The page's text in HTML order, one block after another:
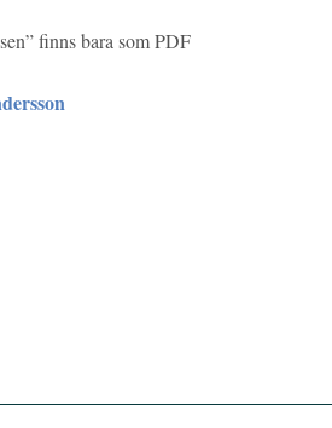
finns bara som PDF